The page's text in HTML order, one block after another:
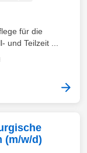
für die
und Teilzeit ...
(m/w/d)